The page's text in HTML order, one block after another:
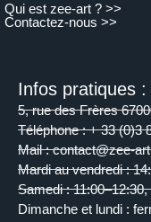
Qui est zee-art ? >>
Contactez-nous >>
Infos pratiques :
5, rue des Frères
Téléphone : + 33 (0)3
Mail : contact@zee-
Mardi au vendredi :
Samedi :
Dimanche et lundi :